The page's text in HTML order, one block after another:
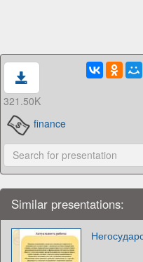
321.50K
finance
Similar presentations: